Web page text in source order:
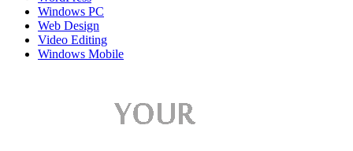
Windows PC
Web Design
Video Editing
Windows Mobile